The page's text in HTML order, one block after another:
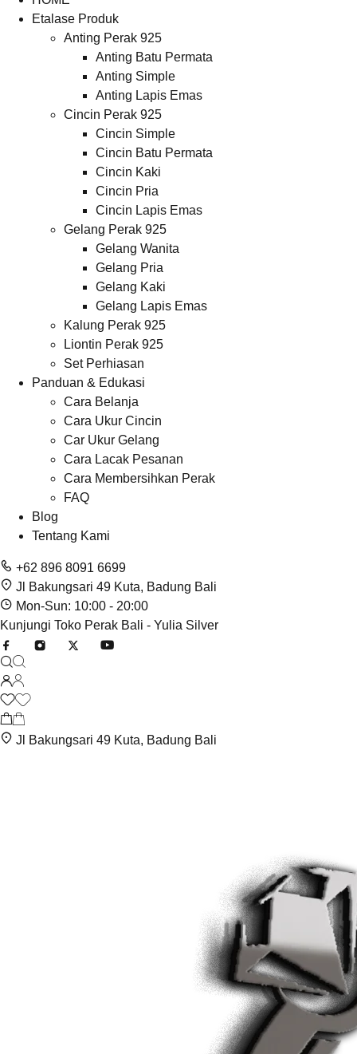
Etalase Produk
Anting Perak 925
Anting Batu Permata
Anting Simple
Anting Lapis Emas
Cincin Perak 925
Cincin Simple
Cincin Batu Permata
Cincin Kaki
Cincin Pria
Cincin Lapis Emas
Gelang Perak 925
Gelang Wanita
Gelang Pria
Gelang Kaki
Gelang Lapis Emas
Kalung Perak 925
Liontin Perak 925
Set Perhiasan
Panduan & Edukasi
Cara Belanja
Cara Ukur Cincin
Car Ukur Gelang
Cara Lacak Pesanan
Cara Membersihkan Perak
FAQ
Blog
Tentang Kami
+62 896 8091 6699
Jl Bakungsari 49 Kuta, Badung Bali
Mon-Sun: 10:00 - 20:00
Kunjungi Toko Perak Bali - Yulia Silver
Jl Bakungsari 49 Kuta, Badung Bali